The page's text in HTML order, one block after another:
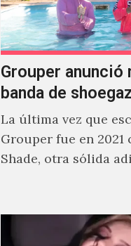
Grouper anunció
banda de
La última vez que
Grouper fue en
Shade, otra sólida